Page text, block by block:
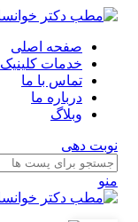
صفحه اصلی
خدمات کلینیک
تماس با ما
درباره ما
وبلاگ
نوبت دهی
منو